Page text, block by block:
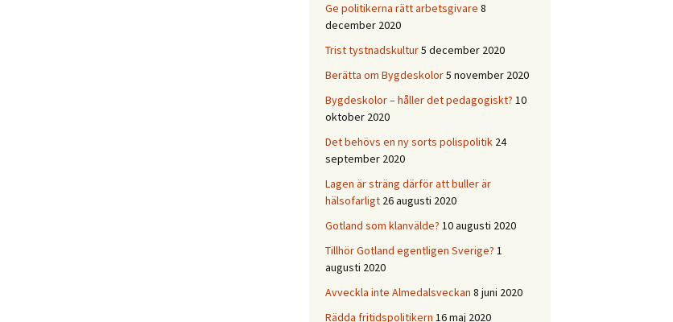
Ge politikerna rätt arbetsgivare 8
december 2020
Trist tystnadskultur5 december 2020
Berätta om Bygdeskolor5 november 2020
Bygdeskolor – håller det pedagogiskt? 10
oktober 2020
Det behövs en ny sorts polispolitik 24
september 2020
Lagen är sträng därför att buller är
hälsofarligt 26 augusti 2020
Gotland som klanvälde? 10 augusti 2020
Tillhör Gotland egentligen Sverige? 1
augusti 2020
Avveckla inte Almedalsveckan 8 juni 2020
Rädda fritidspolitikern 16 maj 2020